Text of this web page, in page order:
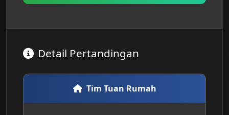
Detail Pertandingan
Tim Tuan Rumah